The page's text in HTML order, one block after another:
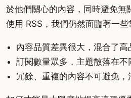
於他們關心的內容，同時避免無
使用 RSS，我們仍然面臨著一些
內容品質差異很大，混合了
訂閱數量眾多，主題散落在不
冗餘、重複的內容不可避免，